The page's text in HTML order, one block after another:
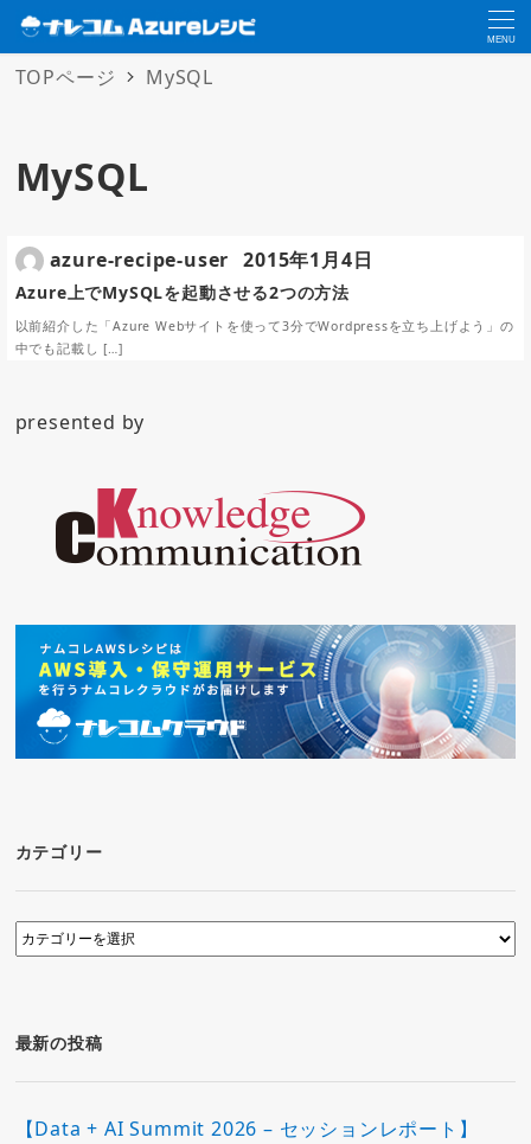
MENU
TOPページ MySQL
MySQL
Azure上でMySQLを起動させる2つの方法
以前紹介した「Azure Webサイトを使って3分でWordpressを立ち上げよう」の
中でも記載し […]
azure-recipe-user 2015年1月4日
presented by
カテゴリー
カ
テ
ー
最新の投稿
【Data + AI Summit 2026 – セッションレポート】